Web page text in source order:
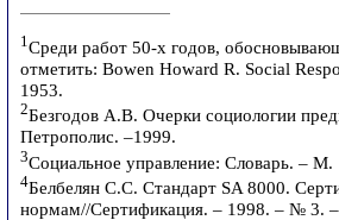
1Среди работ 50-х годов,
отметить: Bowen Howard R. Social
1953.
2Безгодов А.В. Очерки социологии
Петрополис. –1999.
3Социальное управление: Словарь. –
4Белбелян С.С. Стандарт SA 8000.
нормам//Сертификация. – 1998. – № 3.